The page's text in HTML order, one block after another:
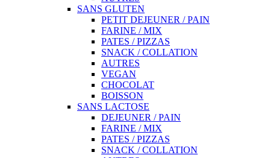
SANS GLUTEN
PETIT DEJEUNER / PAIN
FARINE / MIX
PATES / PIZZAS
SNACK / COLLATION
AUTRES
VEGAN
CHOCOLAT
BOISSON
SANS LACTOSE
DEJEUNER / PAIN
FARINE / MIX
PATES / PIZZAS
SNACK / COLLATION